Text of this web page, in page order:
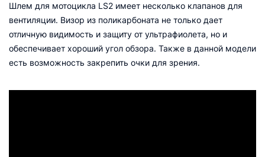
Шлем для мотоцикла LS2 имеет несколько клапанов для
вентиляции. Визор из поликарбоната не только дает
отличную видимость и защиту от ультрафиолета, но и
обеспечивает хороший угол обзора. Также в данной модели
есть возможность закрепить очки для зрения.